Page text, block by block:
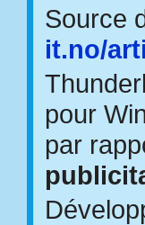
Source
it.no/
pour
par